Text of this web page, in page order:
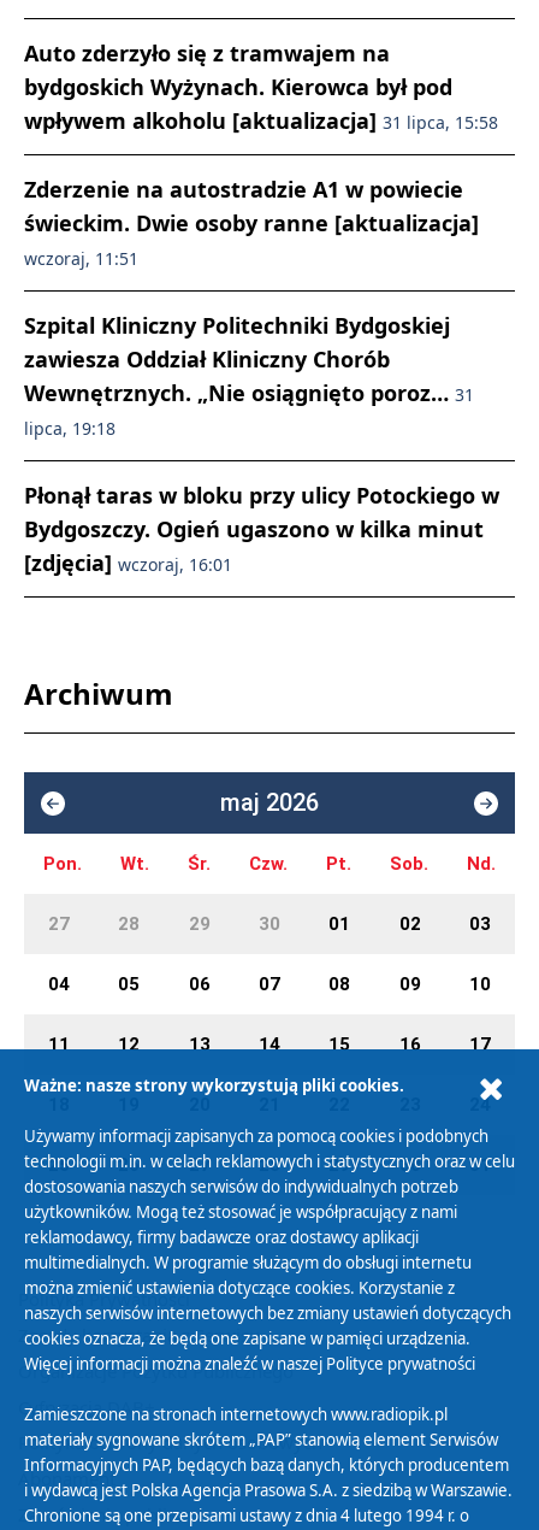
Auto zderzyło się z tramwajem na
bydgoskich Wyżynach. Kierowca był pod
wpływem alkoholu [aktualizacja] 31 lipca, 15:58
Zderzenie na autostradzie A1 w powiecie
świeckim. Dwie osoby ranne [aktualizacja]
wczoraj, 11:51
Szpital Kliniczny Politechniki Bydgoskiej
zawiesza Oddział Kliniczny Chorób
Wewnętrznych. „Nie osiągnięto poroz… 31
lipca, 19:18
Płonął taras w bloku przy ulicy Potockiego w
Bydgoszczy. Ogień ugaszono w kilka minut
[zdjęcia] wczoraj, 16:01
Archiwum
maj 2026
Pon. Wt. Śr. Czw. Pt. Sob. Nd.
27 28 29 30 01 02 03
04 05 06 07 08 09 10
11 12 13 14 15 16 17
24
25 26 27 28 29 30 31
Polityka Prywatności
Zasady korzystania z Serwisu
Organizacje Pożytku Publicznego
Cyfryzacja DAB+
Polityka ochrony danych osobowych
Abonament
Zamówienia publiczne
Ważne: nasze strony wykorzystują pliki cookies.
Używamy informacji zapisanych za pomocą cookies i podobnych
technologii m.in. w celach reklamowych i statystycznych oraz w celu
dostosowania naszych serwisów do indywidualnych potrzeb
użytkowników. Mogą też stosować je współpracujący z nami
reklamodawcy, firmy badawcze oraz dostawcy aplikacji
multimedialnych. W programie służącym do obsługi internetu
można zmienić ustawienia dotyczące cookies. Korzystanie z
naszych serwisów internetowych bez zmiany ustawień dotyczących
cookies oznacza, że będą one zapisane w pamięci urządzenia.
Więcej informacji można znaleźć w naszej Polityce prywatności
Zamieszczone na stronach internetowych www.radiopik.pl
materiały sygnowane skrótem „PAP” stanowią element Serwisów
Informacyjnych PAP, będących bazą danych, których producentem
i wydawcą jest Polska Agencja Prasowa S.A. z siedzibą w Warszawie.
Chronione są one przepisami ustawy z dnia 4 lutego 1994 r. o